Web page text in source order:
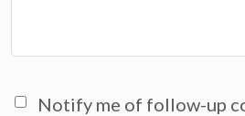
Notify me of follow-up